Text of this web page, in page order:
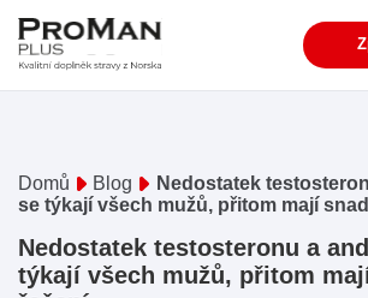
Domů Blog
Nedostatek
se týkají všech mužů, přitom mají
Nedostatek testosteronu a
týkají všech mužů, přitom